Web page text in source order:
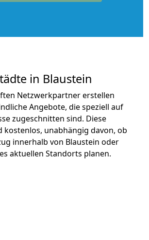
in Blaustein
Netzwerkpartner erstellen
Angebote, die speziell auf
zugeschnitten sind. Diese
kostenlos, unabhängig davon, ob
innerhalb von Blaustein oder
aktuellen Standorts planen.